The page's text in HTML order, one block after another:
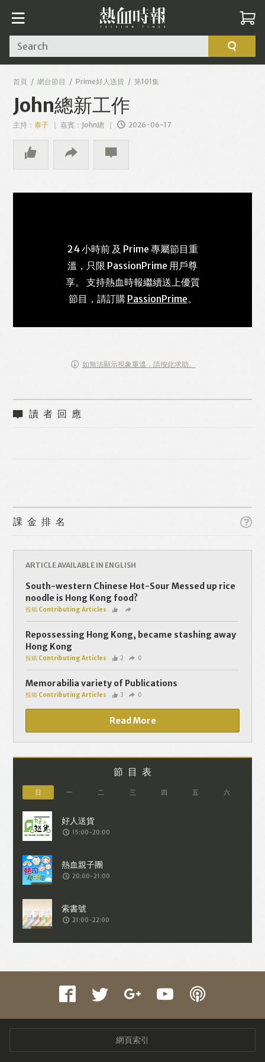
Search
首頁 網台節目 Prime好人送貨 第101集
John總新工作
主持：泰子 嘉賓：John總 2026-06-17
24 小時前 及 Prime 專屬節目重
溫，只限 PassionPrime 用戶尊
享。 支持熱血時報繼續送上優質
節目，請訂購 PassionPrime。
如無法顯示視象重溫，請按此求助。
讀者回應
課金排名
ARTICLE AVAILABLE IN ENGLISH
South-western Chinese Hot-Sour Messed up rice
noodle is Hong Kong food?
投稿 Contributing Articles
Repossessing Hong Kong, became stashing away
Hong Kong
投稿 Contributing Articles 2 0
Memorabilia variety of Publications
投稿 Contributing Articles 3 0
Read More
節目表
日 一 二 三 四 五 六
15:00-20:00
20:00-21:00
21:00-22:00
網頁索引